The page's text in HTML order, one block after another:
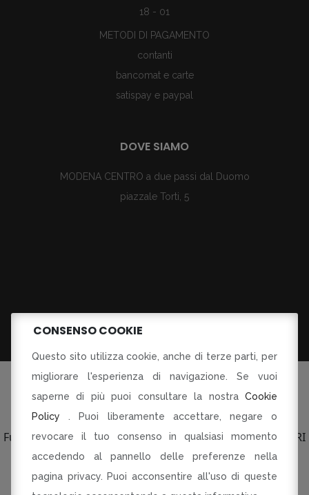
18 - 01
METODI DI PAGAMENTO
contanti
bancomat e carte
satispay e paypal
DOVE SIAMO
MODENA CENTRO a due passi dal Duomo
piazzale Torti, 5
©Tutti i diritti riservati
Fusorari di Dania Botti e C SAS p.le Torti 5 Modena PI CF RI
03134230360
R-INNOVARE PER RI-PARTIRE
CONSENSO COOKIE
Questo sito utilizza cookie, anche di terze parti, per
migliorare l'esperienza di navigazione. Se vuoi
saperne di più puoi consultare la nostra Cookie
Policy . Puoi liberamente accettare, negare o
revocare il tuo consenso in qualsiasi momento
accedendo al pannello delle preferenze nella
pagina privacy. Puoi acconsentire all'uso di queste